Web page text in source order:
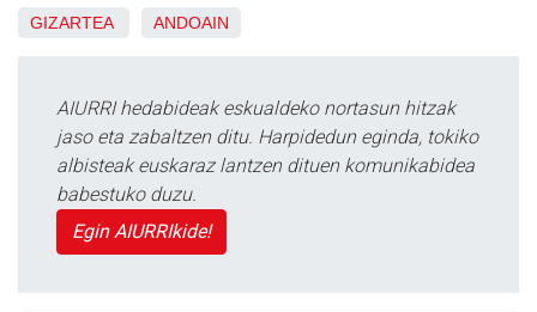
GIZARTEA ANDOAIN
AIURRI hedabideak eskualdeko nortasun hitzak
jaso eta zabaltzen ditu. Harpidedun eginda, tokiko
albisteak euskaraz lantzen dituen komunikabidea
babestuko duzu.
Egin AIURRIkide!